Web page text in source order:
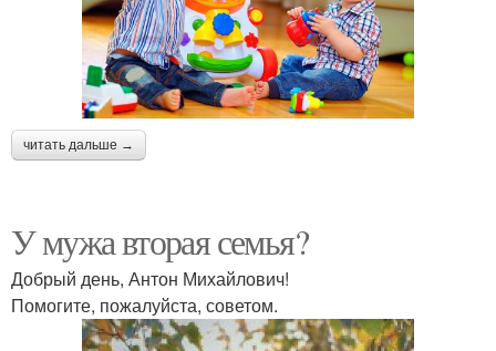
читать дальше →
У мужа вторая семья?
Добрый день, Антон Михайлович!
Помогите, пожалуйста, советом.